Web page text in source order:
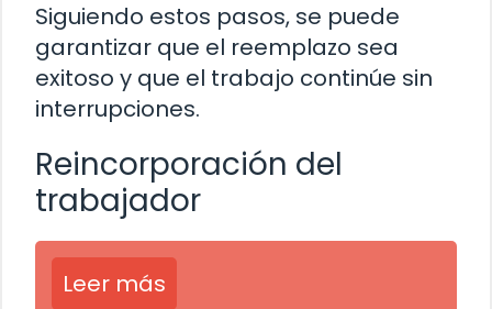
Siguiendo estos pasos, se puede
garantizar que el reemplazo sea
exitoso y que el trabajo continúe sin
interrupciones.
Reincorporación del
trabajador
Leer más